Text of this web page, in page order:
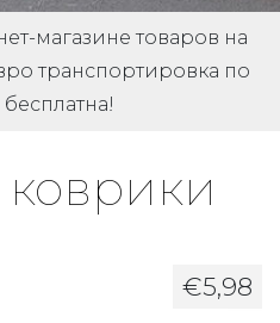
магазине товаров на
транспортировка по
€5,98